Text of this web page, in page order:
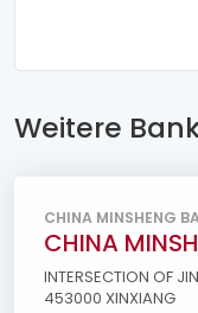
Weitere
CHINA MINSHENG
CHINA
INTERSECTION OF
453000 XINXIANG